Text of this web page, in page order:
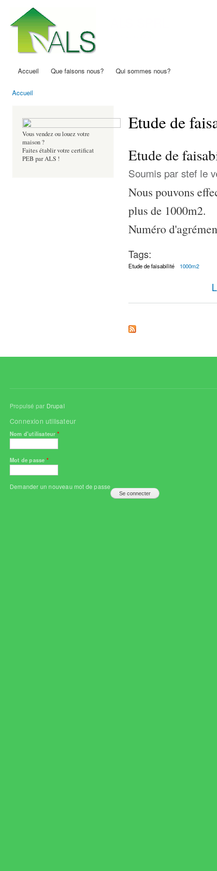
Menu principal
Accueil Que faisons nous? Qui sommes nous?
Accueil
Vous vendez ou louez votre
maison ?
Faites établir votre certificat
PEB par ALS !
Etude de
Etude de
Soumis par stef le
Nous pouvons
plus de 1000m2.
Numéro
Tags:
Etude de faisabilité 1000m2
Propulsé par Drupal
Connexion utilisateur
Nom d'utilisateur *
Mot de passe *
Demander un nouveau mot de passe